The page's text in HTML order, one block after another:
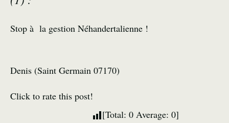
Stop à la gestion Néhandertalienne !
Denis (Saint Germain 07170)
Click to rate this post!
[Total: 0 Average: 0]